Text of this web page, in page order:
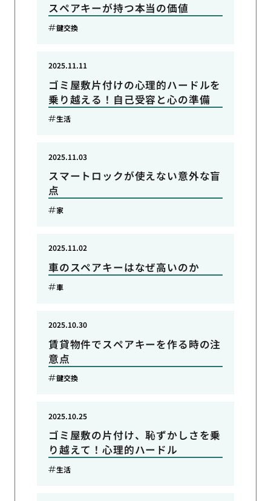
スペアキーが持つ本当の価値
鍵交換
ゴミ屋敷片付けの心理的ハードルを
乗り越える！自己受容と心の準備
2025.11.11
生活
スマートロックが使えない意外な盲
点
2025.11.03
家
車のスペアキーはなぜ高いのか
2025.11.02
車
賃貸物件でスペアキーを作る時の注
意点
2025.10.30
鍵交換
ゴミ屋敷の片付け、恥ずかしさを乗
り越えて！心理的ハードル
2025.10.25
生活